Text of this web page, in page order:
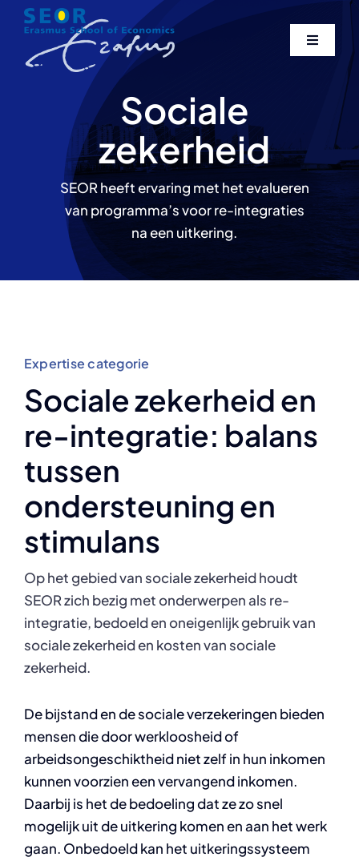
Skip
content
Toggle
Over ons
Expertise
Publicaties
for:
Sociale
zekerheid
SEOR heeft ervaring met het evalueren
van programma’s voor re-integraties
na een uitkering.
Expertise categorie
Sociale zekerheid en
re-integratie: balans
tussen
ondersteuning en
stimulans
Op het gebied van sociale zekerheid houdt
SEOR zich bezig met onderwerpen als re-
integratie, bedoeld en oneigenlijk gebruik van
sociale zekerheid en kosten van sociale
zekerheid.
De bijstand en de sociale verzekeringen bieden
mensen die door werkloosheid of
arbeidsongeschiktheid niet zelf in hun inkomen
kunnen voorzien een vervangend inkomen.
Daarbij is het de bedoeling dat ze zo snel
mogelijk uit de uitkering komen en aan het werk
gaan. Onbedoeld kan het uitkeringssysteem